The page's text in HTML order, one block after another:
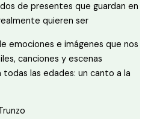
de presentes que guardan en
quieren ser
emociones e imágenes que nos
canciones y escenas
las edades: un canto a la